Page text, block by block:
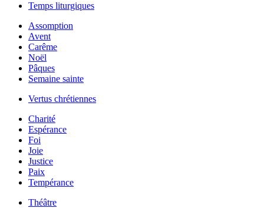
Temps liturgiques
Assomption
Avent
Carême
Noël
Pâques
Semaine sainte
Vertus chrétiennes
Charité
Espérance
Foi
Joie
Justice
Paix
Tempérance
Théâtre